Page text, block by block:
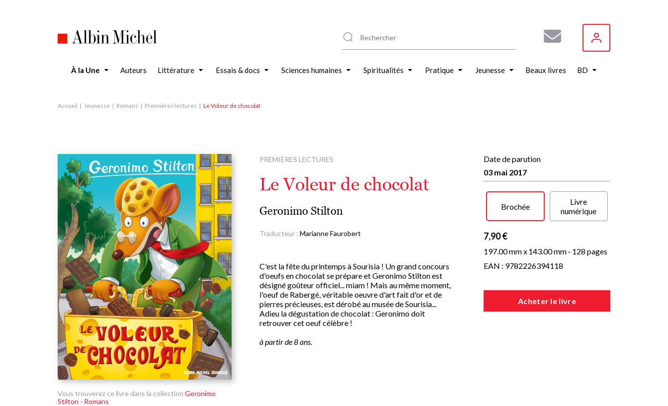
À la Une Auteurs Littérature Essais & docs Sciences humaines Spiritualités Pratique Jeunesse Beaux livres BD
Accueil Jeunesse Romans Premières lectures Le Voleur de chocolat
Vous trouverez ce livre dans la collection Geronimo
Stilton - Romans
PREMIÈRES LECTURES
Le Voleur de chocolat
Geronimo Stilton
Traducteur : Marianne Faurobert
C'est la fête du printemps à Sourisia ! Un grand concours
d'oeufs en chocolat se prépare et Geronimo Stilton est
désigné goûteur officiel... miam ! Mais au même moment,
l'oeuf de Rabergé, véritable oeuvre d'art fait d'or et de
pierres précieuses, est dérobé au musée de Sourisia...
Adieu la dégustation de chocolat : Geronimo doit
retrouver cet oeuf célèbre !
à partir de 8 ans.
Date de parution
03 mai 2017
Brochée
Livre
numérique
7,90 €
197.00 mm x143.00 mm- 128 pages
EAN : 9782226394118
Acheter le livre